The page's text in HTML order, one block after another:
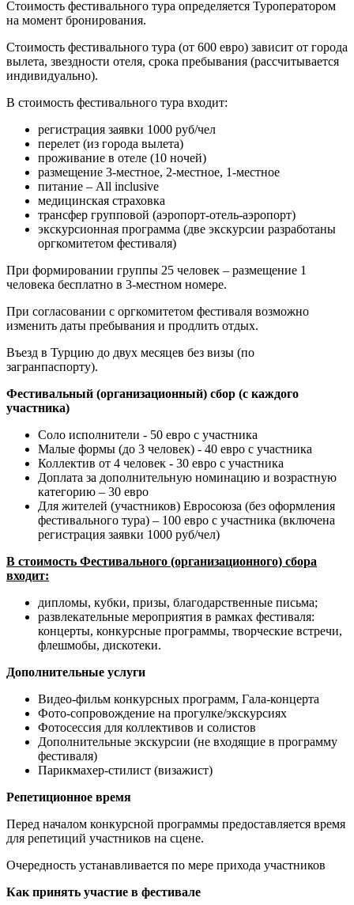
Стоимость фестивального тура определяется Туроператором
на момент бронирования.
Стоимость фестивального тура (от 600 евро) зависит от города
вылета, звездности отеля, срока пребывания (рассчитывается
индивидуально).
В стоимость фестивального тура входит:
регистрация заявки 1000 руб/чел
перелет (из города вылета)
проживание в отеле (10 ночей)
размещение 3-местное, 2-местное, 1-местное
питание – All inclusive
медицинская страховка
трансфер групповой (аэропорт-отель-аэропорт)
экскурсионная программа (две экскурсии разработаны
оргкомитетом фестиваля)
При формировании группы 25 человек – размещение 1
человека бесплатно в 3-местном номере.
При согласовании с оргкомитетом фестиваля возможно
изменить даты пребывания и продлить отдых.
Въезд в Турцию до двух месяцев без визы (по
загранпаспорту).
Фестивальный (организационный) сбор (c каждого
участника)
Соло исполнители - 50 евро с участника
Малые формы (до 3 человек) - 40 евро с участника
Коллектив от 4 человек - 30 евро с участника
Доплата за дополнительную номинацию и возрастную
категорию – 30 евро
Для жителей (участников) Евросоюза (без оформления
фестивального тура) – 100 евро с участника (включена
регистрация заявки 1000 руб/чел)
В стоимость Фестивального (организационного) сбора
входит:
дипломы, кубки, призы, благодарственные письма;
развлекательные мероприятия в рамках фестиваля:
концерты, конкурсные программы, творческие встречи,
флешмобы, дискотеки.
Дополнительные услуги
Видео-фильм конкурсных программ, Гала-концерта
Фото-сопровождение на прогулке/экскурсиях
Фотосессия для коллективов и солистов
Дополнительные экскурсии (не входящие в программу
фестиваля)
Парикмахер-стилист (визажист)
Репетиционное время
Перед началом конкурсной программы предоставляется время
для репетиций участников на сцене.
Очередность устанавливается по мере прихода участников
Как принять участие в фестивале